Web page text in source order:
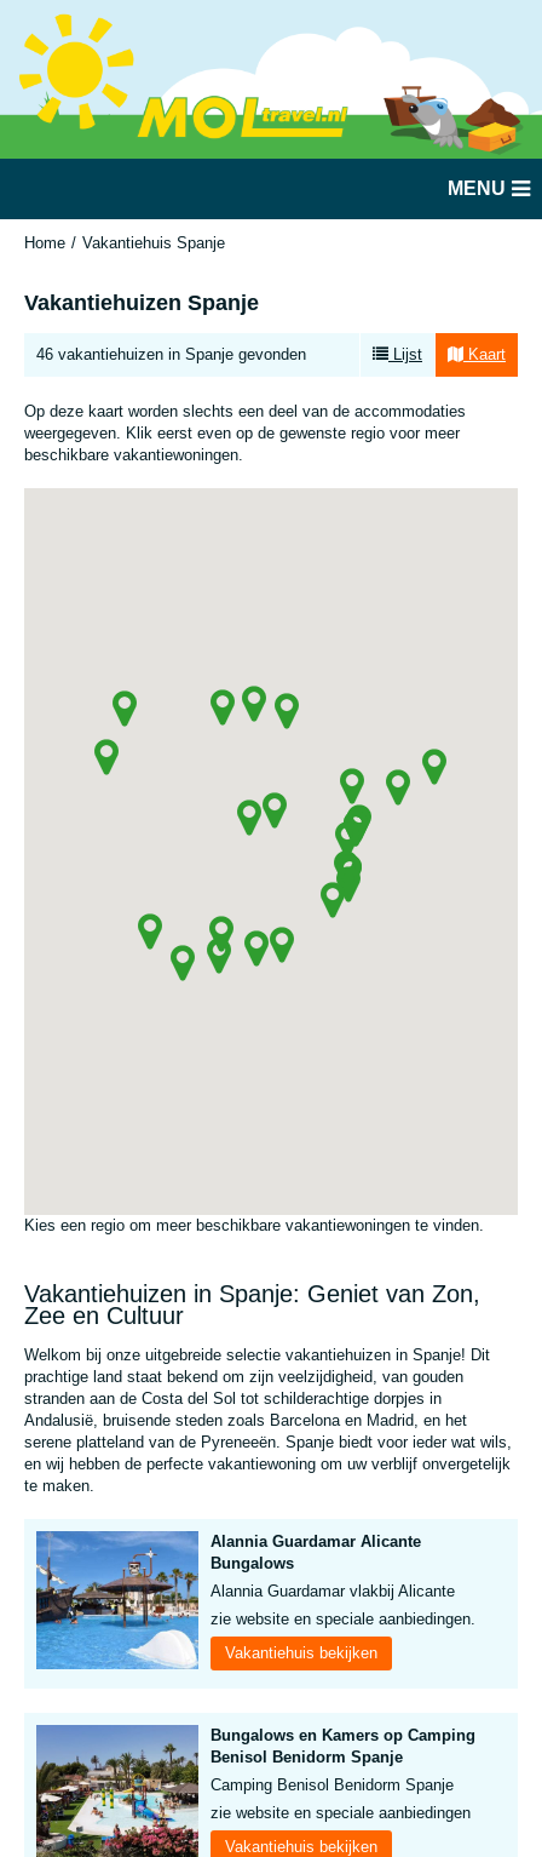
MENU
Home Vakantiehuis Spanje
Vakantiehuizen Spanje
46 vakantiehuizen in Spanje gevonden Lijst Kaart
Op deze kaart worden slechts een deel van de accommodaties
weergegeven. Klik eerst even op de gewenste regio voor meer
beschikbare vakantiewoningen.
Kies een regio om meer beschikbare vakantiewoningen te vinden.
Vakantiehuizen in Spanje: Geniet van Zon,
Zee en Cultuur
Welkom bij onze uitgebreide selectie vakantiehuizen in Spanje! Dit
prachtige land staat bekend om zijn veelzijdigheid, van gouden
stranden aan de Costa del Sol tot schilderachtige dorpjes in
Andalusië, bruisende steden zoals Barcelona en Madrid, en het
serene platteland van de Pyreneeën. Spanje biedt voor ieder wat wils,
en wij hebben de perfecte vakantiewoning om uw verblijf onvergetelijk
te maken.
Alannia Guardamar Alicante
Bungalows
Alannia Guardamar vlakbij Alicante
zie website en speciale aanbiedingen.
Vakantiehuis bekijken
Bungalows en Kamers op Camping
Benisol Benidorm Spanje
Camping Benisol Benidorm Spanje
zie website en speciale aanbiedingen
Vakantiehuis bekijken